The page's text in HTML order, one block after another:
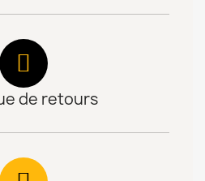
de retours